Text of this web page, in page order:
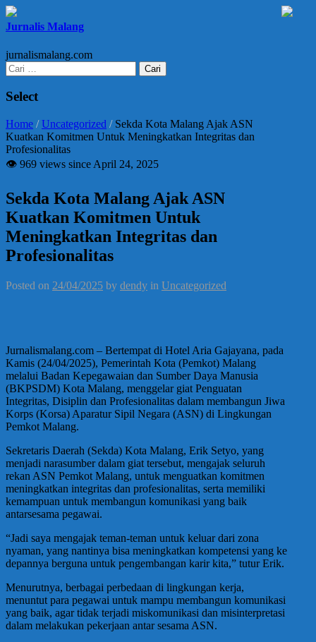
Jurnalis Malang
jurnalismalang.com
Cari
untuk:
Select
Home /Uncategorized / Sekda Kota Malang Ajak ASN
Kuatkan Komitmen Untuk Meningkatkan Integritas dan
Profesionalitas
👁 969 views since April 24, 2025
Sekda Kota Malang Ajak ASN
Kuatkan Komitmen Untuk
Meningkatkan Integritas dan
Profesionalitas
Posted on 24/04/2025 by dendy in Uncategorized
Jurnalismalang.com – Bertempat di Hotel Aria Gajayana, pada
Kamis (24/04/2025), Pemerintah Kota (Pemkot) Malang
melalui Badan Kepegawaian dan Sumber Daya Manusia
(BKPSDM) Kota Malang, menggelar giat Penguatan
Integritas, Disiplin dan Profesionalitas dalam membangun Jiwa
Korps (Korsa) Aparatur Sipil Negara (ASN) di Lingkungan
Pemkot Malang.
Sekretaris Daerah (Sekda) Kota Malang, Erik Setyo, yang
menjadi narasumber dalam giat tersebut, mengajak seluruh
rekan ASN Pemkot Malang, untuk menguatkan komitmen
meningkatkan integritas dan profesionalitas, serta memiliki
kemampuan untuk membangun komunikasi yang baik
antarsesama pegawai.
“Jadi saya mengajak teman-teman untuk keluar dari zona
nyaman, yang nantinya bisa meningkatkan kompetensi yang ke
depannya berguna untuk pengembangan karir kita,” tutur Erik.
Menurutnya, berbagai perbedaan di lingkungan kerja,
menuntut para pegawai untuk mampu membangun komunikasi
yang baik, agar tidak terjadi miskomunikasi dan misinterpretasi
dalam melakukan pekerjaan antar sesama ASN.